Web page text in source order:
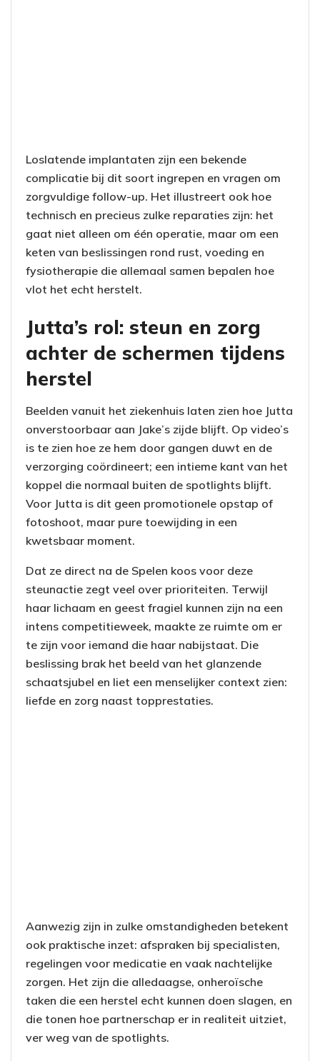
Loslatende implantaten zijn een bekende
complicatie bij dit soort ingrepen en vragen om
zorgvuldige follow-up. Het illustreert ook hoe
technisch en precieus zulke reparaties zijn: het
gaat niet alleen om één operatie, maar om een
keten van beslissingen rond rust, voeding en
fysiotherapie die allemaal samen bepalen hoe
vlot het echt herstelt.
Jutta’s rol: steun en zorg
achter de schermen tijdens
herstel
Beelden vanuit het ziekenhuis laten zien hoe Jutta
onverstoorbaar aan Jake’s zijde blijft. Op video’s
is te zien hoe ze hem door gangen duwt en de
verzorging coördineert; een intieme kant van het
koppel die normaal buiten de spotlights blijft.
Voor Jutta is dit geen promotionele opstap of
fotoshoot, maar pure toewijding in een
kwetsbaar moment.
Dat ze direct na de Spelen koos voor deze
steunactie zegt veel over prioriteiten. Terwijl
haar lichaam en geest fragiel kunnen zijn na een
intens competitieweek, maakte ze ruimte om er
te zijn voor iemand die haar nabijstaat. Die
beslissing brak het beeld van het glanzende
schaatsjubel en liet een menselijker context zien:
liefde en zorg naast topprestaties.
Aanwezig zijn in zulke omstandigheden betekent
ook praktische inzet: afspraken bij specialisten,
regelingen voor medicatie en vaak nachtelijke
zorgen. Het zijn die alledaagse, onheroïsche
taken die een herstel echt kunnen doen slagen, en
die tonen hoe partnerschap er in realiteit uitziet,
ver weg van de spotlights.